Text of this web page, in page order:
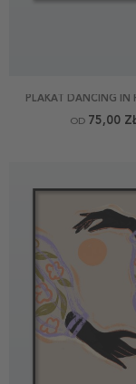
PLAKAT DANCING IN
OD 75,00